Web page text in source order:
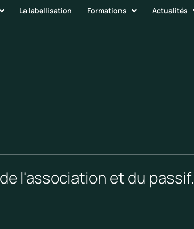
La labellisation Formations Actualités
l'association et du passif.